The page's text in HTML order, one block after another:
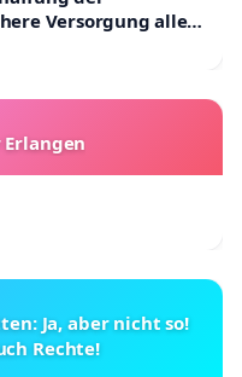
verhindern?
und Kontrolle– Es
die moderne
und
muss verstärkt
Versorgung aller
Ja, aber nicht so!
Rechte!